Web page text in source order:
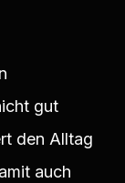
gut
den Alltag
auch